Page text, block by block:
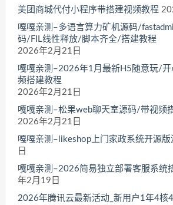
美团商城代付小程序带搭建视频教程
嘎嘎亲测–多语言算力矿机源码/
码/FIL线性释放/脚本齐全/搭建教程
2026年2月21日
嘎嘎亲测–2026年1月最新H5随意玩/开
频搭建教程
2026年2月21日
嘎嘎亲测–松果web聊天室源码/带视频
2026年2月21日
嘎嘎亲测–likeshop上门家政系统开源版
日
嘎嘎亲测–2026简易独立部署客服系统
年2月19日
2026年腾讯云最新活动_新用户1年4核